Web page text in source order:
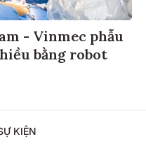
- Vinmec phẫu
bằng robot
KIỆN